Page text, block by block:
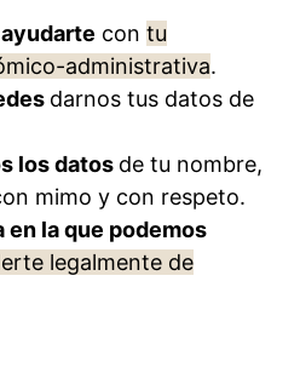
con tu
administrativa.
darnos tus datos de
los datos de tu nombre,
mimo y con respeto.
en la que podemos
legalmente de